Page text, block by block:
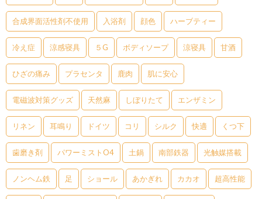
合成界面活性剤不使用 入浴剤 顔色 ハーブティー
冷え症 涼感寝具 ５G ボディソープ 涼寝具 甘酒
ひざの痛み プラセンタ 鹿肉 肌に安心
電磁波対策グッズ 天然麻 しぼりたて エンザミン
リネン 耳鳴り ドイツ コリ シルク 快適 くつ下
歯磨き剤 パワーミストO4 土鍋 南部鉄器 光触媒搭載
ノンヘム鉄 足 ショール あかぎれ カカオ 超高性能